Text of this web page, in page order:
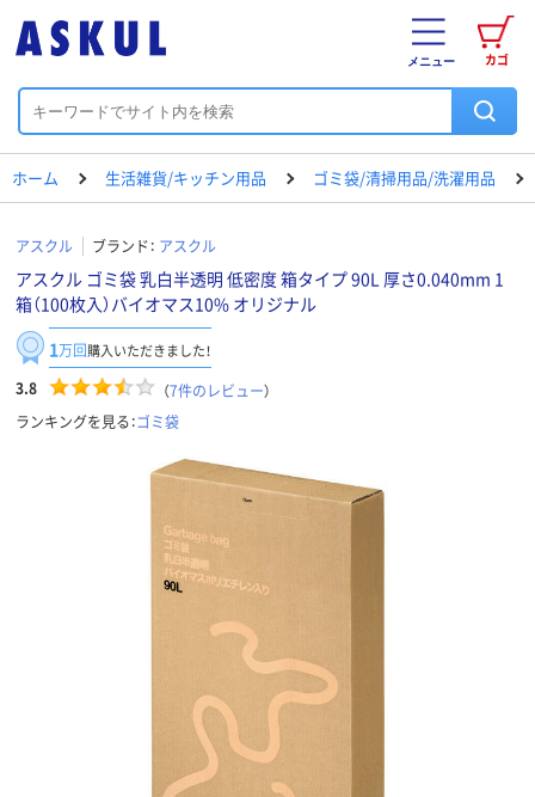
カゴ
メニュー
ホーム 生活雑貨/キッチン用品 ゴミ袋/清掃用品/洗濯用品
アスクル ブランド： アスクル
アスクル ゴミ袋 乳白半透明 低密度 箱タイプ 90L 厚さ0.040mm 1
箱（100枚入）バイオマス10% オリジナル
1万回購入いただきました！
3.8 （7件のレビュー）
ランキングを見る：ゴミ袋